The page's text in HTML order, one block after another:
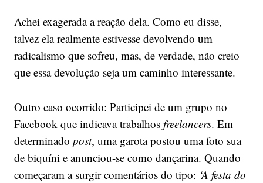
Achei exagerada a reação dela. Como eu disse,
talvez ela realmente estivesse devolvendo um
radicalismo que sofreu, mas, de verdade, não creio
que essa devolução seja um caminho interessante.
Outro caso ocorrido: Participei de um grupo no
Facebook que indicava trabalhos freelancers. Em
determinado post, uma garota postou uma foto sua
de biquíni e anunciou-se como dançarina. Quando
começaram a surgir comentários do tipo: ‘A festa do